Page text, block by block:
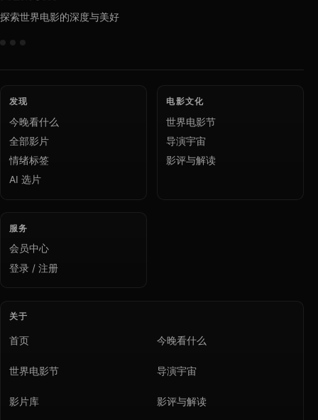
探索世界电影的深度与美好
发现
今晚看什么
全部影片
情绪标签
AI 选片
电影文化
世界电影节
导演宇宙
影评与解读
服务
会员中心
登录 / 注册
关于
首页 今晚看什么
世界电影节 导演宇宙
影片库 影评与解读